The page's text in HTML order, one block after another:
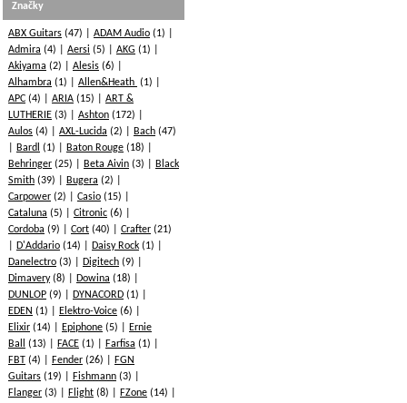
Značky
ABX Guitars (47) ADAM Audio (1)
Admira (4) Aersi (5) AKG (1)
Akiyama (2) Alesis (6)
Alhambra (1) Allen&Heath (1)
APC (4) ARIA (15)
ART &
LUTHERIE (3) Ashton (172)
Aulos (4) AXL-Lucida (2) Bach (47)
Bardl (1) Baton Rouge (18)
Behringer (25) Beta Aivin (3)
Black
Smith (39) Bugera (2)
Carpower (2) Casio (15)
Cataluna (5) Citronic (6)
Cordoba (9) Cort (40) Crafter (21)
D'Addario (14) Daisy Rock (1)
Danelectro (3) Digitech (9)
Dimavery(8) Dowina (18)
DUNLOP (9) DYNACORD (1)
EDEN (1) Elektro-Voice (6)
Elixir (14) Epiphone (5)
Ernie
Ball
(13) FACE (1) Farfisa (1)
FBT (4) Fender (26)
FGN
Guitars (19) Fishmann (3)
Flanger (3) Flight (8) FZone (14)